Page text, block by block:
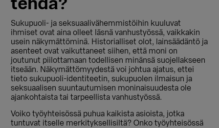
tehdä?
Sukupuoli- ja seksuaalivähemmistöihin kuuluvat
ihmiset ovat aina olleet läsnä vanhustyössä, vaikkakin
usein näkymättöminä. Historialliset olot, lainsäädäntö ja
asenteet ovat vaikuttaneet siihen, että moni on
joutunut piilottamaan todellisen minänsä suojellakseen
itseään. Näkymättömyydestä voi johtua ajatus, ettei
tieto sukupuoli-identiteetin, sukupuolen ilmaisun ja
seksuaalisen suuntautumisen moninaisuudesta ole
ajankohtaista tai tarpeellista vanhustyössä.
Voiko työyhteisössä­­ puhua kaikista asioista, jotka
tuntuvat itselle merkityksellisiltä? Onko työyhteisössä